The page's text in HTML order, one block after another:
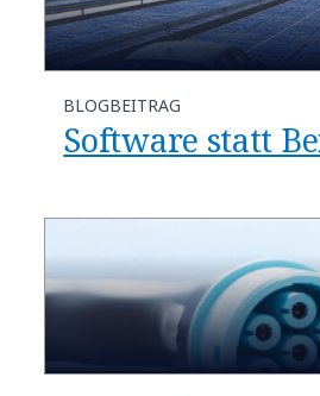
BLOGBEITRAG
Software statt